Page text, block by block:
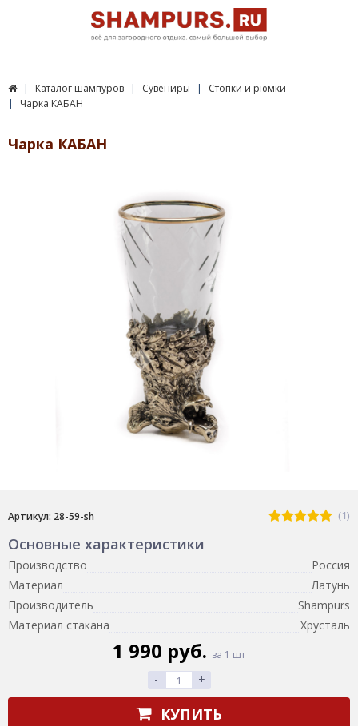
Каталог шампуров Сувениры
Стопки и рюмки
Чарка КАБАН
Чарка КАБАН
Артикул: 28-59-sh (1)
Основные характеристики
Производство
Россия
Материал
Латунь
Производитель
Shampurs
Материал стакана
Хрусталь
1 990 руб. за 1 шт
- +
КУПИТЬ